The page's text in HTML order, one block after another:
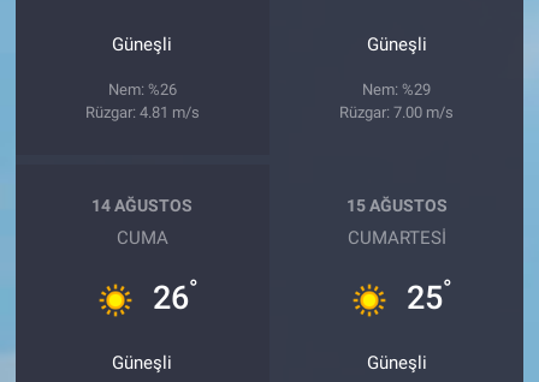
Güneşli
Nem: %26
Rüzgar: 4.81 m/s
Güneşli
Nem: %29
Rüzgar: 7.00 m/s
14 AĞUSTOS
CUMA
26°
Güneşli
15 AĞUSTOS
CUMARTESI
25°
Güneşli